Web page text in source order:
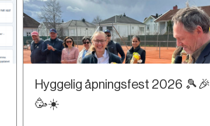
Hyggelig åpningsfest 2026 🎾🎉
🥳☀️